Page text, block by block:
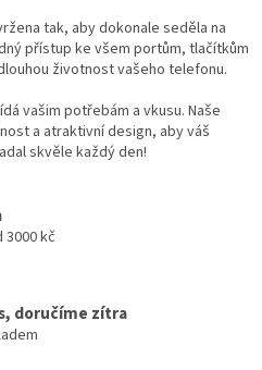
tak, aby dokonale seděla na
přístup ke všem portům, tlačítkům
životnost vašeho telefonu.
vašim potřebám a vkusu. Naše
a atraktivní design, aby váš
skvěle každý den!
kč
doručíme zítra